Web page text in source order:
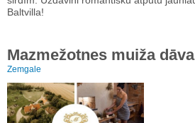
Baltvilla!
Mazmežotnes muiža
Zemgale